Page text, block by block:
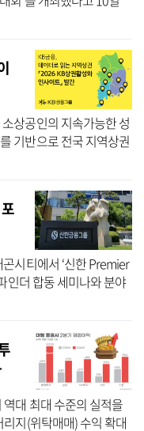
경진대회는 신한은행이
상공인의 지속가능한 성
기반으로 전국 지역상권
화 인사이트’를 발간했
시티에서 ‘신한 Premier
인더 합동 세미나와 분야
10일 밝혔다. 신한금융
대 최대 수준의 실적을
지(위탁매매) 수익 확대